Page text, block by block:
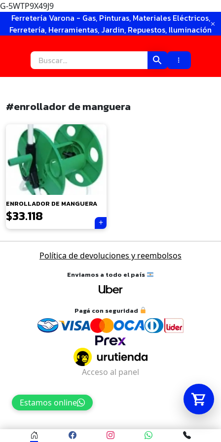
G-5WTP9X49J9
Ferretería Varona - Gas, Pinturas, Materiales Eléctricos,
Ferretería, Herramientas, Jardin, Repuestos, Iluminación
#enrollador de manguera
ENROLLADOR DE MANGUERA
$33.118
Política de devoluciones y reembolsos
Enviamos a todo el país
Pagá con seguridad
Estamos online
Acceso al panel
Tu carrito está vacío.
automáticamente.